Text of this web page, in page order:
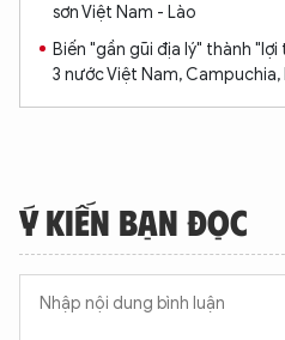
sơn Việt Nam - Lào
Biến "gần gũi địa lý" thành
3 nước Việt Nam, Campuchia,
Ý KIẾN BẠN ĐỌC